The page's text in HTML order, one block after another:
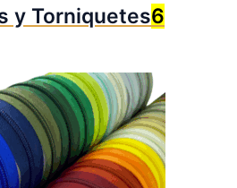
y Torniquetes6